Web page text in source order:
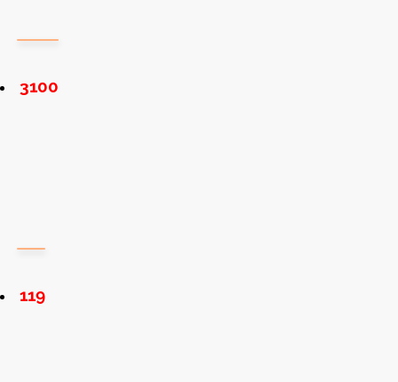
3100
119